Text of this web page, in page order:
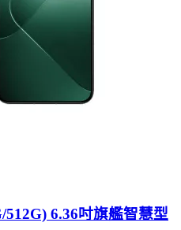
6.36吋旗艦智慧型